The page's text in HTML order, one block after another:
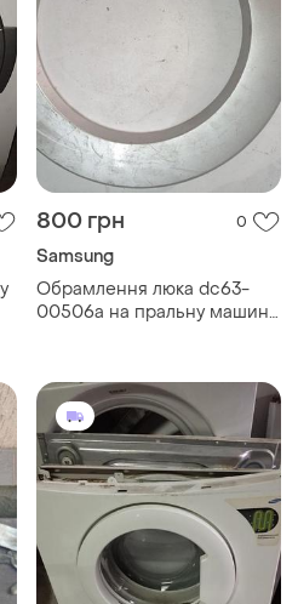
800 грн 0
Samsung
Обрамлення люка dc63-
00506a на пральну машину